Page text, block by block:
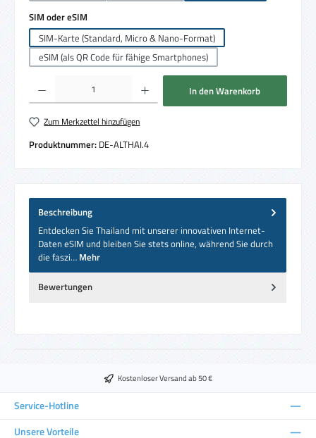
SIM oder eSIM
SIM-Karte (Standard, Micro & Nano-Format)
eSIM (als QR Code für fähige Smartphones)
Produkt Anzahl: Gib den gewünschten Wert ein oder benutze die Schaltflächen um
In den Warenkorb
Zum Merkzettel hinzufügen
Produktnummer: DE-ALTHAI.4
Beschreibung
Entdecken Sie Thailand mit unserer innovativen Internet-
Daten eSIM und bleiben Sie stets online, während Sie durch
die faszi… Mehr
Bewertungen
Kostenloser Versand ab 50 €
Service-Hotline
Unsere Vorteile